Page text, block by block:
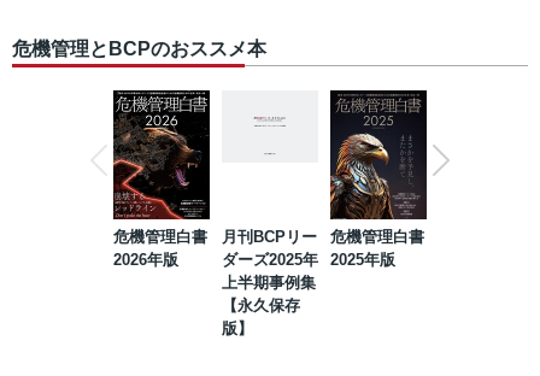
危機管理とBCPのおススメ本
危機管理白書
2026年版
月刊BCPリー
ダーズ2025年
上半期事例集
【永久保存
版】
危機管理白書
2025年版